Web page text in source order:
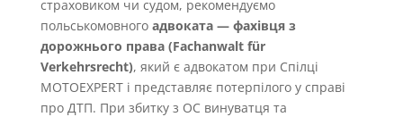
страховиком чи судом, рекомендуємо
польськомовного адвоката — фахівця з
дорожнього права (Fachanwalt für
Verkehrsrecht), який є адвокатом при Спілці
MOTOEXPERT і представляє потерпілого у справі
про ДТП. При збитку з OC винуватця та